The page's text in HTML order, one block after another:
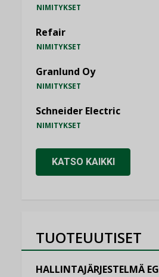
NIMITYKSET
Refair
NIMITYKSET
Granlund Oy
NIMITYKSET
Schneider Electric
NIMITYKSET
KATSO KAIKKI
TUOTEUUTISET
HALLINTAJÄRJESTELMÄ EG